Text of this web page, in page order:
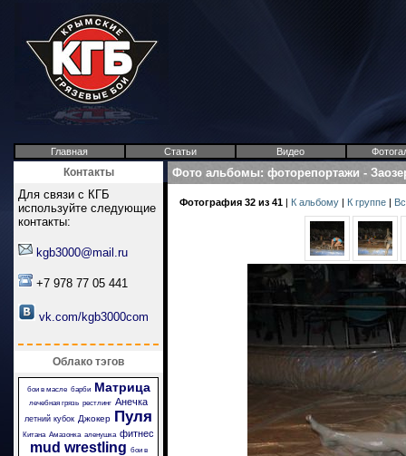
Главная Статьи Видео
Контакты
Для связи с КГБ
используйте следующие
контакты:
kgb3000@mail.ru
+7 978 77 05 441
vk.com/kgb3000com
Облако тэгов
бои в масле барби Матрица
лечебная грязь рестлинг Анечка
летний кубок Джокер Пуля
Китана Амазонка аленушка фитнес
mud wrestling бои в
Фото альбомы: фоторепортажи -
Фотография 32 из 41 | К альбому | К группе |